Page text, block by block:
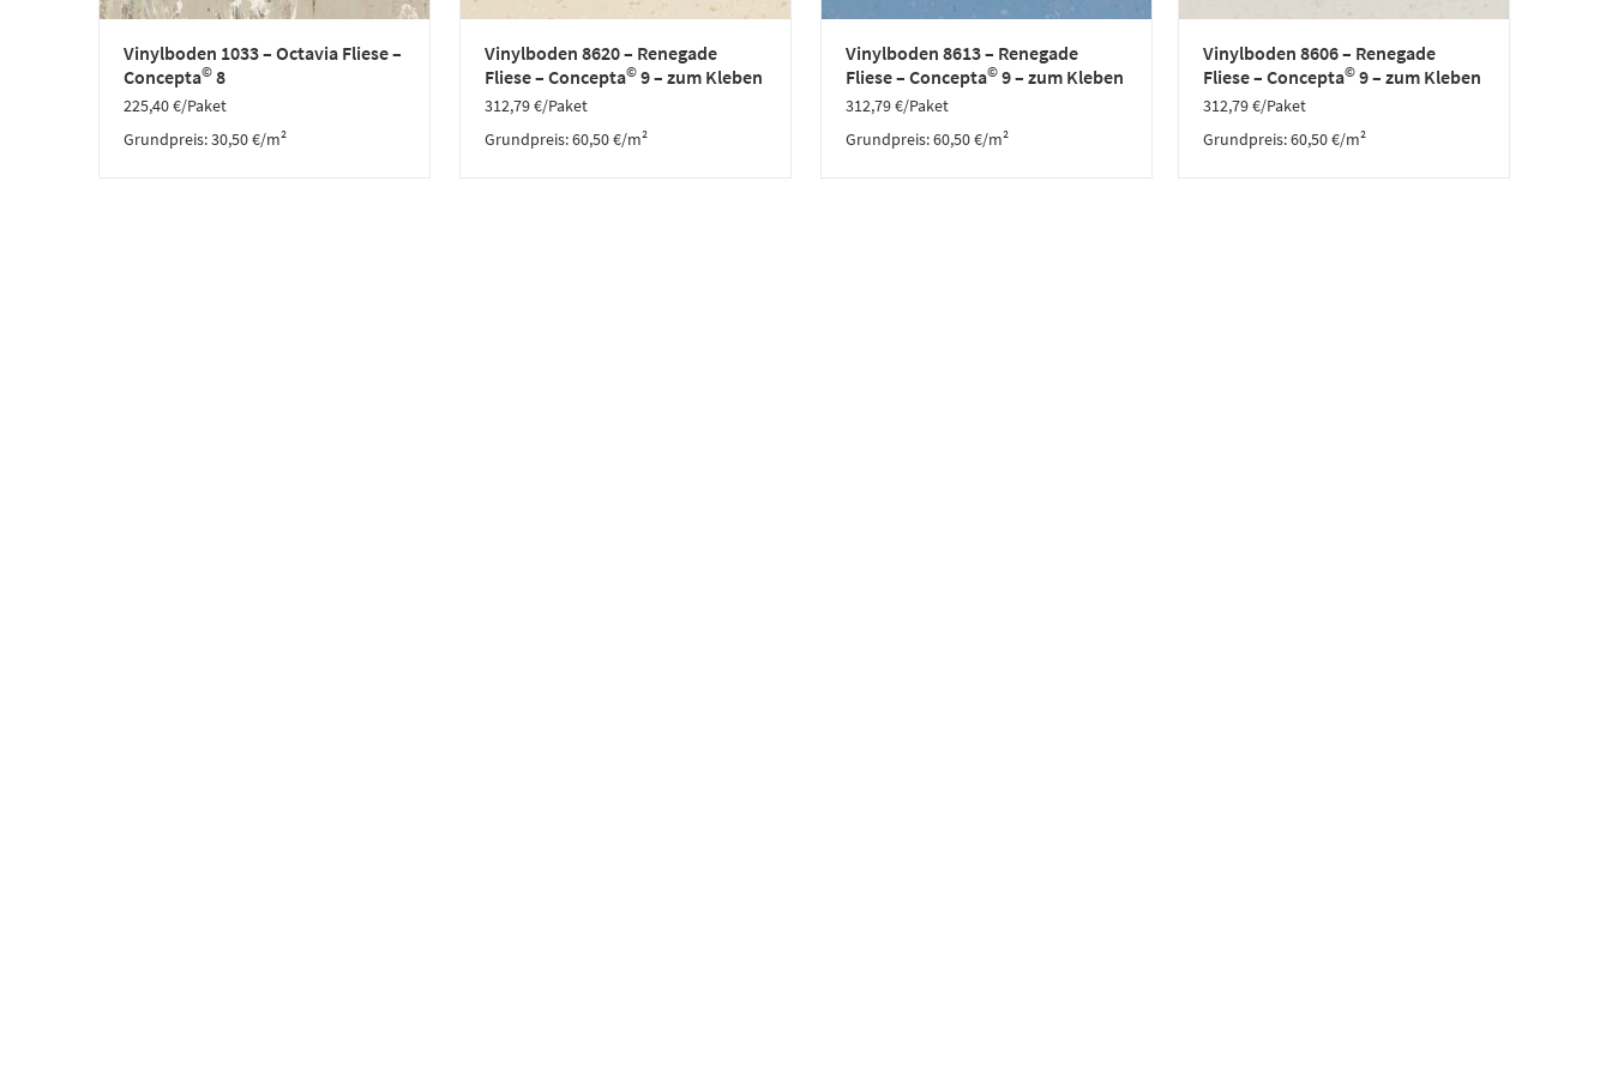
Vinylboden 1033 – Octavia Fliese –
Concepta© 8
225,40€/Paket
Grundpreis:30,50€/m²
Vinylboden 8620 – Renegade
Fliese – Concepta© 9 – zum Kleben
312,79€/Paket
Grundpreis:60,50€/m²
Vinylboden 8613 – Renegade
Fliese – Concepta©9 – zum Kleben
312,79€/Paket
Grundpreis:60,50€/m²
Vinylboden 8606 – Renegade
Fliese – Concepta© 9 – zum Kleben
312,79€/Paket
Grundpreis:60,50€/m²